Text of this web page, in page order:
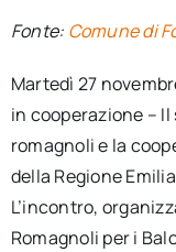
Fonte: Comune di
Martedì 27
in cooperazione –
romagnoli e la
della Regione
L’incontro,
Romagnoli per i